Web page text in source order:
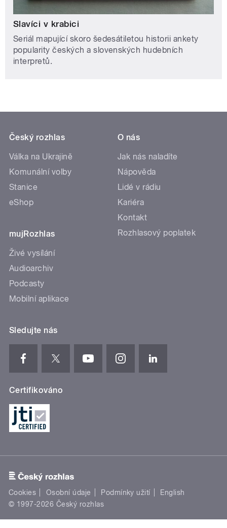
Slavíci v krabici
Seriál mapující skoro šedesátiletou historii ankety
popularity českých a slovenských hudebních
interpretů.
Český rozhlas
Válka na Ukrajině
Komunální volby
Stanice
eShop
mujRozhlas
Živé vysílání
Audioarchiv
Podcasty
Mobilní aplikace
O nás
Jak nás naladíte
Nápověda
Lidé v rádiu
Kariéra
Kontakt
Rozhlasový poplatek
Sledujte nás
Certifikováno
Cookies Osobní údaje Podmínky užití
English
© 1997-2026 Český rozhlas